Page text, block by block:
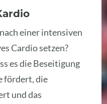
einer intensiven
Cardio setzen?
es die Beseitigung
fördert, die
und das